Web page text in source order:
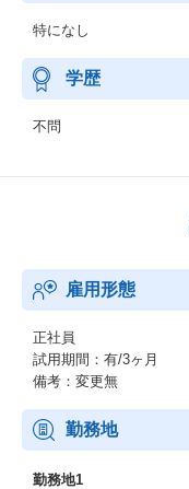
特になし
学歴
不問
雇用形態
正社員
試用期間：有/3ヶ月
備考：変更無
勤務地
勤務地1